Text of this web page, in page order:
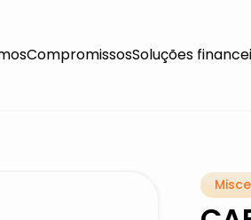
CompromissosSoluções